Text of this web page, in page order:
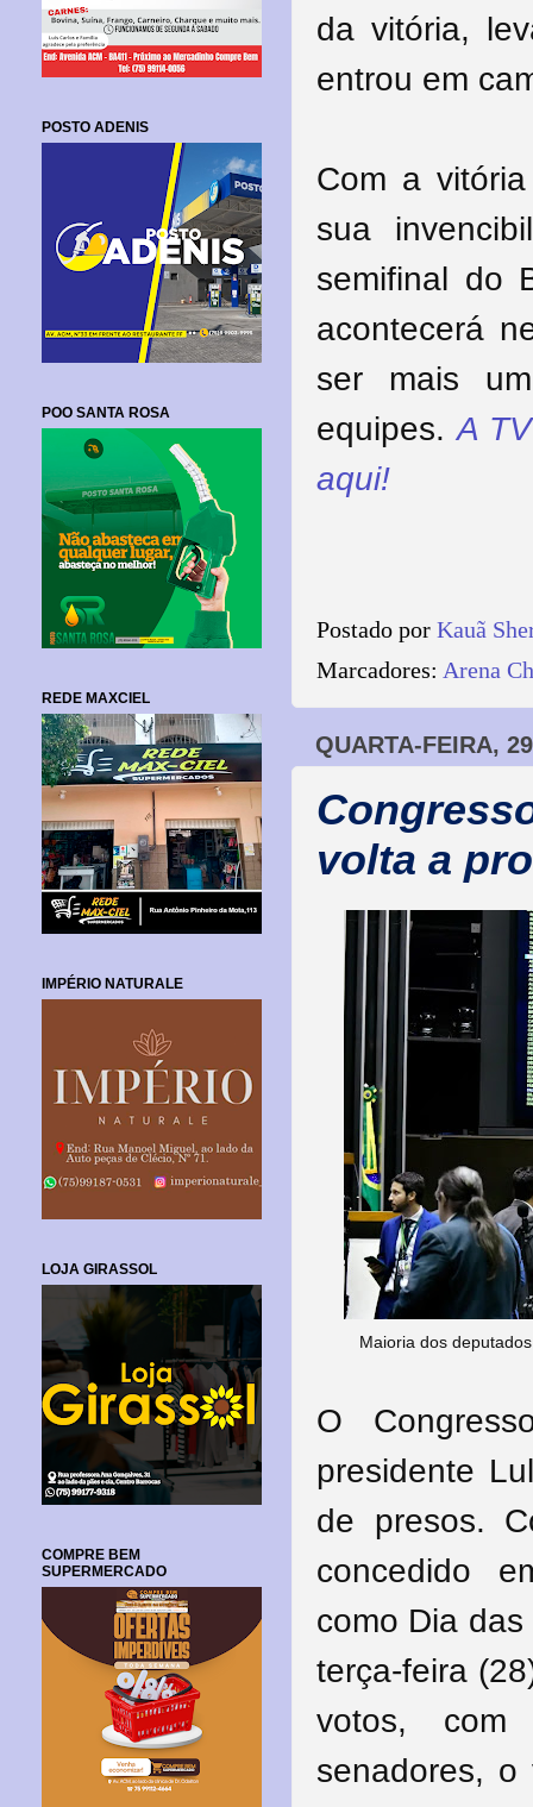
da vitória,
entrou em
Com a
sua
semifinal do
acontecerá
ser mais
equipes.A
aqui!
Postado por Kauã
Marcadores: Arena
QUARTA-FEIRA,
volta a
Maioria dos
O
presidente
de presos.
concedido
como Dia
terça-feira
votos,
senadores,
POSTO ADENIS
POO SANTA ROSA
REDE MAXCIEL
IMPÉRIO NATURALE
LOJA GIRASSOL
COMPRE BEM
SUPERMERCADO